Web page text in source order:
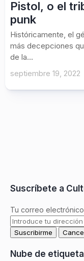
Pistol, o el
punk
Históricamente, el
más decepciones
de la...
septiembre 19, 2022
Suscríbete a
Tu correo
Nube de